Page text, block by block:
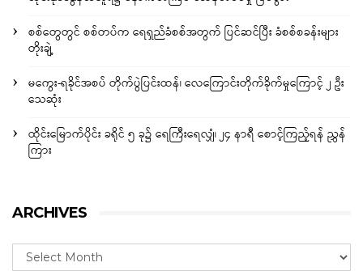
စစ်တွေတွင် စစ်တပ်က ရေရှည်ခံစစ်အတွက် ပြင်ဆင်ပြီး ခံစစ်စခန်းများ
တိုးချဲ့
မကွေး-ရခိုင်အစပ် တိုက်ပွဲပြင်းထန်၊ လေကြောင်းတိုက်ခိုက်မှုကြောင့် ၂ ဦး
သေဆုံး
ထိုင်းမြောက်ပိုင်း ခရိုင် ၅ ခု၌ ရေကြီးရေလျှံ၊ ၂၄ နာရီ စောင့်ကြည့်ရန် ညွှန်
ကြား
ARCHIVES